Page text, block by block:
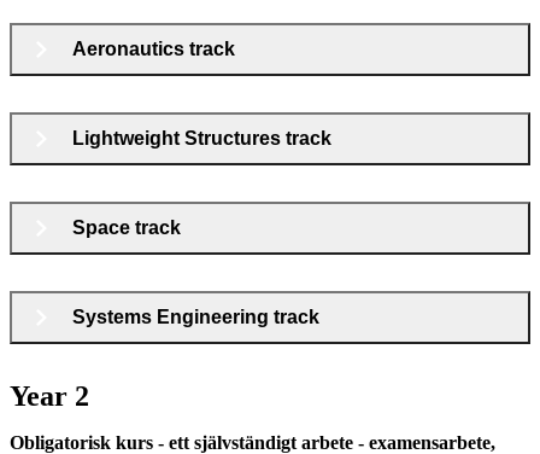
Aeronautics track
Lightweight Structures track
Space track
Systems Engineering track
Year 2
Obligatorisk kurs - ett självständigt arbete - examensarbete,